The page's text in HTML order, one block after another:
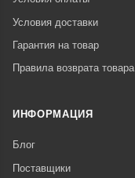
Условия доставки
Гарантия на товар
Правила возврата товара
ИНФОРМАЦИЯ
Блог
Поставщики